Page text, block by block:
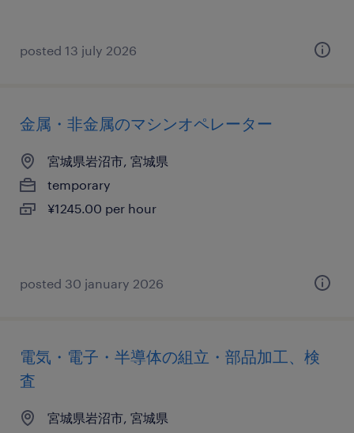
posted 13 july 2026
金属・非金属のマシンオペレーター
宮城県岩沼市, 宮城県
temporary
¥1245.00 per hour
posted 30 january 2026
電気・電子・半導体の組立・部品加工、検
査
宮城県岩沼市, 宮城県